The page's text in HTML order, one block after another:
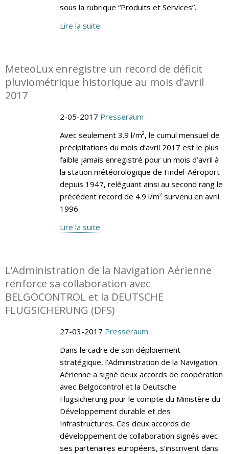
sous la rubrique “Produits et Services”.
Lire la suite
MeteoLux enregistre un record de déficit
pluviométrique historique au mois d’avril
2017
2-05-2017 Presseraum
Avec seulement 3.9 l/m², le cumul mensuel de
précipitations du mois d’avril 2017 est le plus
faible jamais enregistré pour un mois d’avril à
la station météorologique de Findel-Aéroport
depuis 1947, reléguant ainsi au second rang le
précédent record de 4.9 l/m² survenu en avril
1996.
Lire la suite
L’Administration de la Navigation Aérienne
renforce sa collaboration avec
BELGOCONTROL et la DEUTSCHE
FLUGSICHERUNG (DFS)
27-03-2017 Presseraum
Dans le cadre de son déploiement
stratégique, l’Administration de la Navigation
Aérienne a signé deux accords de coopération
avec Belgocontrol et la Deutsche
Flugsicherung pour le compte du Ministère du
Développement durable et des
Infrastructures. Ces deux accords de
développement de collaboration signés avec
ses partenaires européens, s’inscrivent dans